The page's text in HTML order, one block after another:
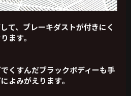
て、ブレーキダストが付きにく
ます。
くすんだブラックボディーも手
よみがえります。